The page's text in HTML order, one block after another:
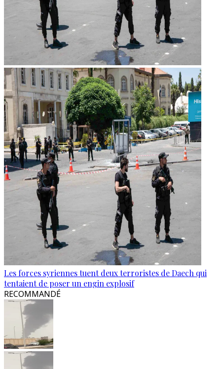
Les forces syriennes tuent deux terroristes de Daech qui
tentaient de poser un engin explosif
RECOMMANDÉ